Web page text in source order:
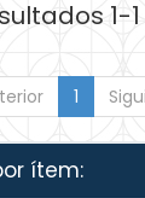
1-1
1
ítem: